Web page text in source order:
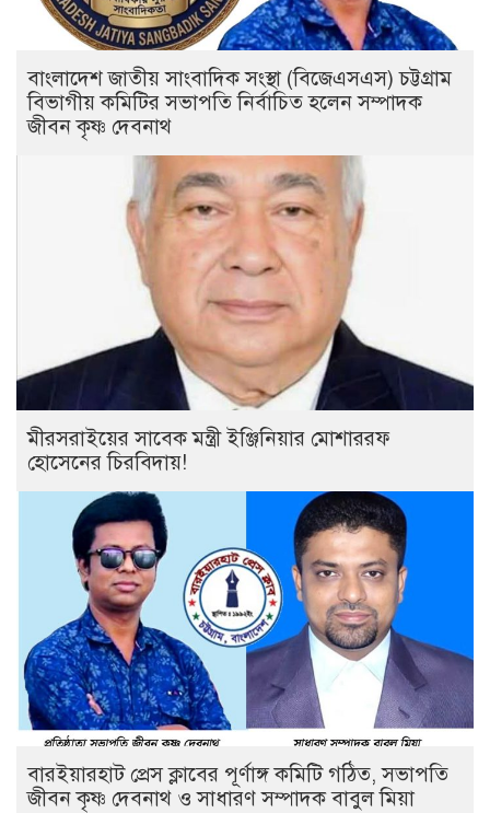
বাংলাদেশ জাতীয় সাংবাদিক সংস্থা (বিজেএসএস) চট্টগ্রাম
বিভাগীয় কমিটির সভাপতি নির্বাচিত হলেন সম্পাদক
জীবন কৃষ্ণ দেবনাথ
মীরসরাইয়ের সাবেক মন্ত্রী ইঞ্জিনিয়ার মোশাররফ
হোসেনের চিরবিদায়!
বারইয়ারহাট প্রেস ক্লাবের পূর্ণাঙ্গ কমিটি গঠিত, সভাপতি
জীবন কৃষ্ণ দেবনাথ ও সাধারণ সম্পাদক বাবুল মিয়া